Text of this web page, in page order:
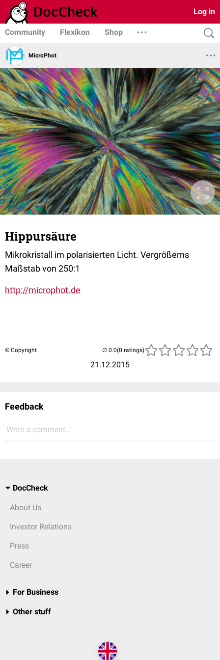
Log in
Community Flexikon Shop
MicroPhot
Hippursäure
Mikrokristall im polarisierten Licht. Vergrößerns
Maßstab von 250:1
http://microphot.de
© Copyright
21.12.2015
(0 ratings)
Feedback
Write a comment...
DocCheck
About Us
Investor Relations
Press
Career
For Business
Other stuff